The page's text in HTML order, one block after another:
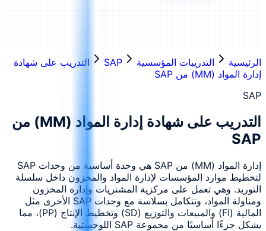
الرئيسية التدريبات المؤسسية SAP
التدريب على شهادة
إدارة المواد (MM) من SAP
SAP
التدريب على شهادة إدارة المواد (MM) من
SAP
إدارة المواد (MM) من SAP هي وحدة أساسية من وحدات SAP
لتخطيط موارد المؤسسات لإدارة المواد والمخزون داخل سلسلة
التوريد. وهي تعمل على مركزية المشتريات وإدارة المخزون
ومناولة المواد، وتتكامل بسلاسة مع وحدات SAP الأخرى مثل
المالية (FI) والمبيعات والتوزيع (SD) وتخطيط الإنتاج (PP)، مما
يشكل جزءًا أساسيًا من مجموعة SAP اللوجستية.